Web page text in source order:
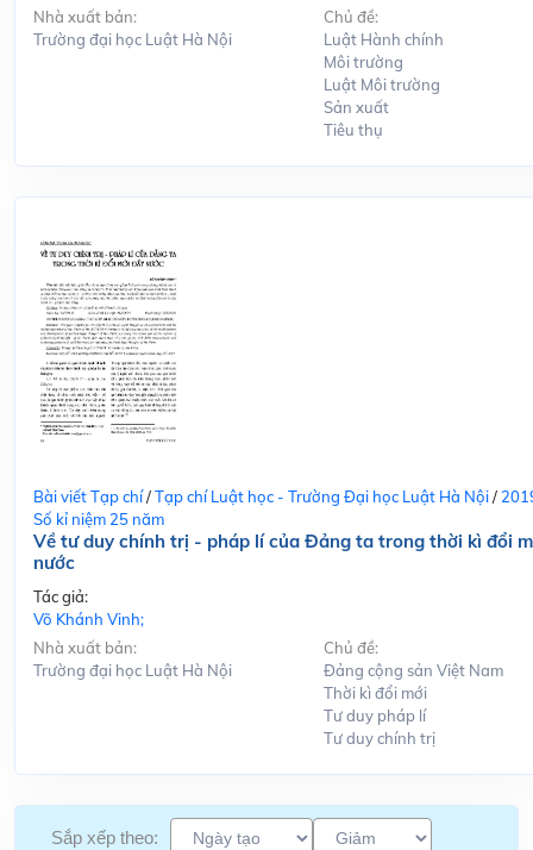
Nhà xuất bản:
Trường đại học Luật Hà Nội
Chủ đề:
Luật Hành chính
Môi trường
Luật Môi trường
Sản xuất
Tiêu thụ
Bài viết Tạp chí/Tạp chí Luật học - Trường Đại học Luật Hà Nội/
Số kỉ niệm 25 năm
Về tư duy chính trị - pháp lí của Đảng ta trong thời kì đổi
nước
Tác giả:
Võ Khánh Vinh;
Nhà xuất bản:
Trường đại học Luật Hà Nội
Chủ đề:
Đảng cộng sản Việt Nam
Thời kì đổi mới
Tư duy pháp lí
Tư duy chính trị
Sắp xếp theo: